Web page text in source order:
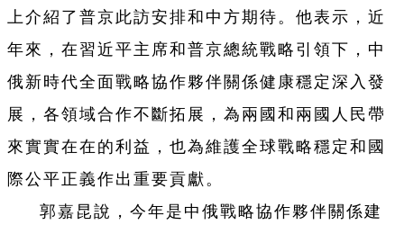
上介紹了普京此訪安排和中方期待。他表示，近
年來，在習近平主席和普京總統戰略引領下，中
俄新時代全面戰略協作夥伴關係健康穩定深入發
展，各領域合作不斷拓展，為兩國和兩國人民帶
來實實在在的利益，也為維護全球戰略穩定和國
際公平正義作出重要貢獻。
郭嘉昆說，今年是中俄戰略協作夥伴關係建